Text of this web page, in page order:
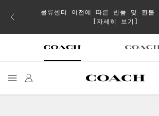
로 더
물류센터 이전에 따른 반품 및 환불
[자세히 보기]